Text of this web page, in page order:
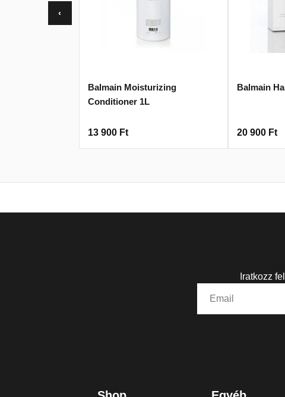
‹
Balmain Moisturizing
Conditioner 1L
13 900 Ft
Balmain
20 900 Ft
Iratkozz